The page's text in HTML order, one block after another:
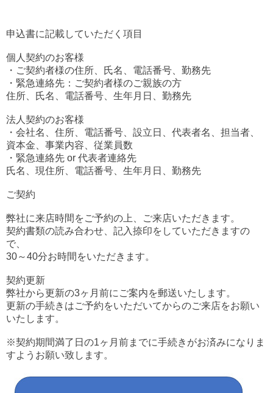
申込書に記載していただく項目
個人契約のお客様
・ご契約者様の住所、氏名、電話番号、勤務先
・緊急連絡先：ご契約者様のご親族の方
住所、氏名、電話番号、生年月日、勤務先
法人契約のお客様
・会社名、住所、電話番号、設立日、代表者名、担当者、
資本金、事業内容、従業員数
・緊急連絡先 or 代表者連絡先
氏名、現住所、電話番号、生年月日、勤務先
ご契約
弊社に来店時間をご予約の上、ご来店いただきます。
契約書類の読み合わせ、記入捺印をしていただきますの
で、
30～40分お時間をいただきます。
契約更新
弊社から更新の3ヶ月前にご案内を郵送いたします。
更新の手続きはご予約をいただいてからのご来店をお願い
いたします。
※契約期間満了日の1ヶ月前までに手続きがお済みになりま
すようお願い致します。